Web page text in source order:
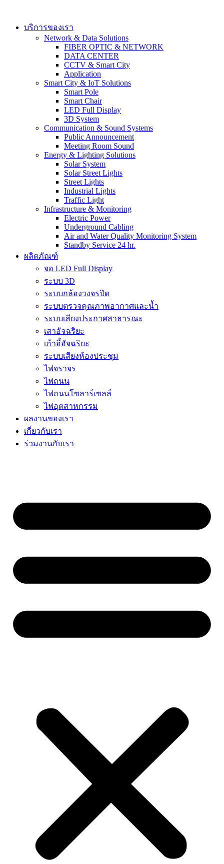
contentบริการของเรา
Network & Data Solutions
FIBER OPTIC & NETWORK​
DATA CENTER
CCTV & Smart City
Application
Smart City & IoT Solutions
Smart Pole
Smart Chair
LED Full Display
3D System
Communication & Sound Systems
Public Announcement
Meeting Room Sound
Energy & Lighting Solutions
Solar System
Solar Street Lights
Street Lights
Industrial Lights
Traffic Light
Infrastructure & Monitoring
Electric Power
Underground Cabling
Air and Water Quality Monitoring System
Standby Service 24 hr.
ผลิตภัณฑ์
จอ LED Full Display
ระบบ 3D
ระบบกล้องวงจรปิด
ระบบตรวจคุณภาพอากาศและน้ำ
ระบบเสียงประกาศสาธารณะ
เสาอัจฉริยะ
เก้าอี้อัจฉริยะ
ระบบเสียงห้องประชุม
ไฟจราจร
ไฟถนน
ไฟถนนโซลาร์เซลล์
ไฟอุตสาหกรรม
ผลงานของเรา
เกี่ยวกับเรา
ร่วมงานกับเรา